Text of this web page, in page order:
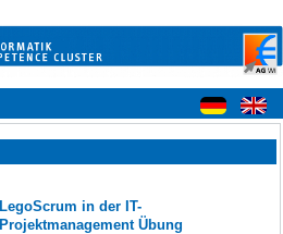
LegoScrum in der IT-
Projektmanagement Übung